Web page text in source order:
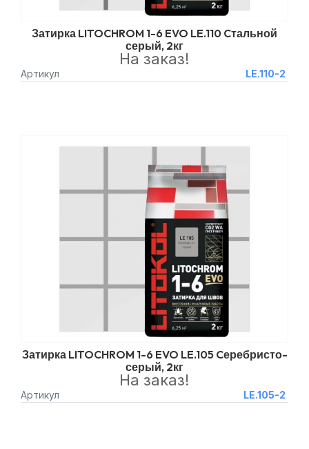
Затирка LITOCHROM 1-6 EVO LE.110 Cтальной
серый, 2кг
Артикул LE.110-2
На заказ!
Затирка LITOCHROM 1-6 EVO LE.105 Cеребристо-
серый, 2кг
Артикул LE.105-2
На заказ!